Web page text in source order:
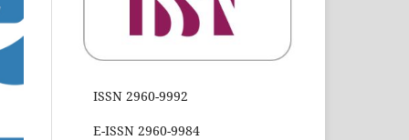
ISSN 2960-9992
E-ISSN 2960-9984